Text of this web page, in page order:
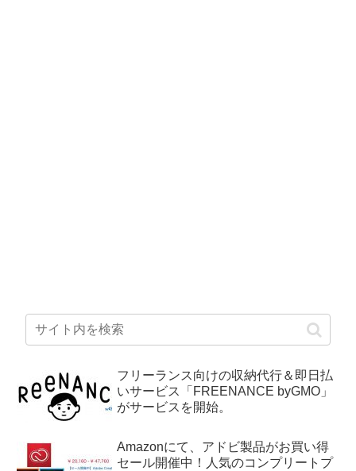
フリーランス向けの収納代行＆即日払
いサービス「FREENANCE byGMO」
がサービスを開始。
Amazonにて、アドビ製品がお買い得
セール開催中！人気のコンプリートプ